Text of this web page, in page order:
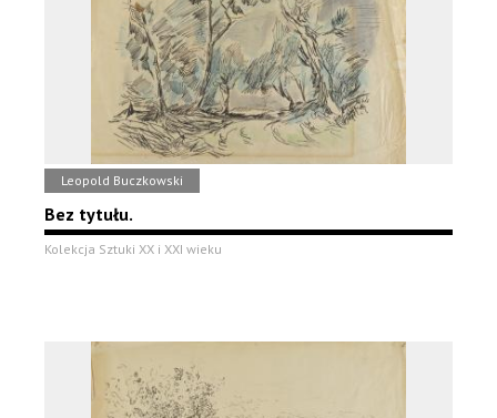
Leopold Buczkowski
Bez tytułu.
Kolekcja Sztuki XX i XXI wieku